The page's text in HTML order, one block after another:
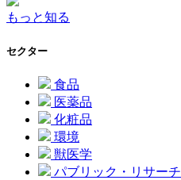
もっと知る
セクター
食品
医薬品
化粧品
環境
獣医学
パブリック・リサーチ